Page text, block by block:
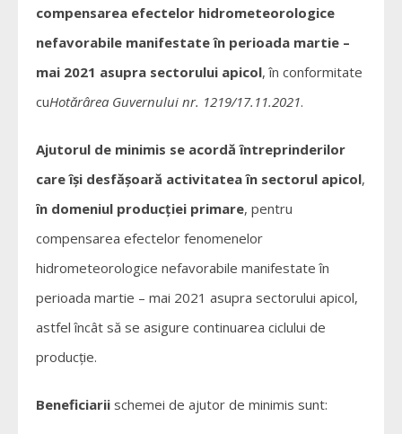
compensarea efectelor hidrometeorologice
nefavorabile manifestate în perioada martie –
mai 2021 asupra sectorului apicol, în conformitate
cuHotărârea Guvernului nr. 1219/17.11.2021.
Ajutorul de minimis se acordă întreprinderilor
care își desfășoară activitatea în sectorul apicol,
în domeniul producției primare, pentru
compensarea efectelor fenomenelor
hidrometeorologice nefavorabile manifestate în
perioada martie – mai 2021 asupra sectorului apicol,
astfel încât să se asigure continuarea ciclului de
producție.
Beneficiarii schemei de ajutor de minimis sunt: